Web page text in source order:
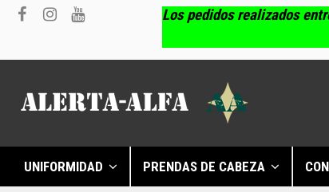
Los pedidos realizados
UNIFORMIDAD PRENDAS DE CABEZA